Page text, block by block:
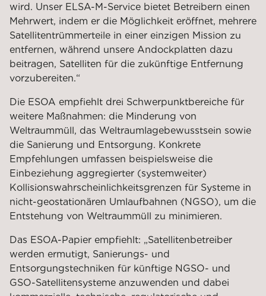
wird. Unser ELSA-M-Service bietet Betreibern einen
Mehrwert, indem er die Möglichkeit eröffnet, mehrere
Satellitentrümmerteile in einer einzigen Mission zu
entfernen, während unsere Andockplatten dazu
beitragen, Satelliten für die zukünftige Entfernung
vorzubereiten.“
Die ESOA empfiehlt drei Schwerpunktbereiche für
weitere Maßnahmen: die Minderung von
Weltraummüll, das Weltraumlagebewusstsein sowie
die Sanierung und Entsorgung. Konkrete
Empfehlungen umfassen beispielsweise die
Einbeziehung aggregierter (systemweiter)
Kollisionswahrscheinlichkeitsgrenzen für Systeme in
nicht-geostationären Umlaufbahnen (NGSO), um die
Entstehung von Weltraummüll zu minimieren.
Das ESOA-Papier empfiehlt: „Satellitenbetreiber
werden ermutigt, Sanierungs- und
Entsorgungstechniken für künftige NGSO- und
GSO-Satellitensysteme anzuwenden und dabei